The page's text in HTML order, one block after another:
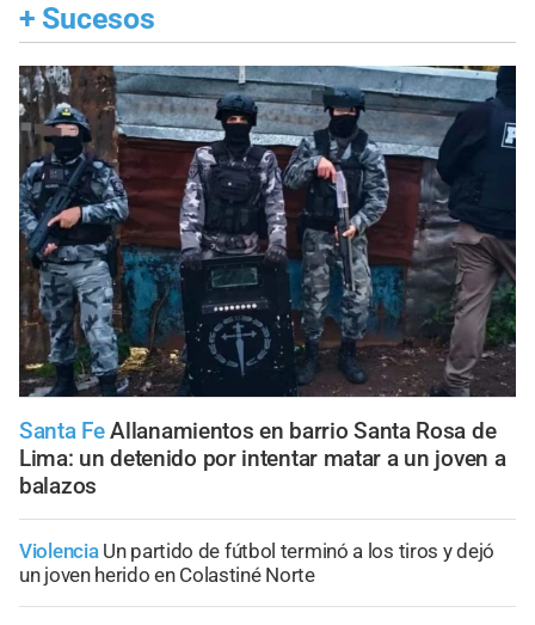
+ Sucesos
Santa Fe Allanamientos en barrio Santa Rosa de
Lima: un detenido por intentar matar a un joven a
balazos
Violencia Un partido de fútbol terminó a los tiros y dejó
un joven herido en Colastiné Norte